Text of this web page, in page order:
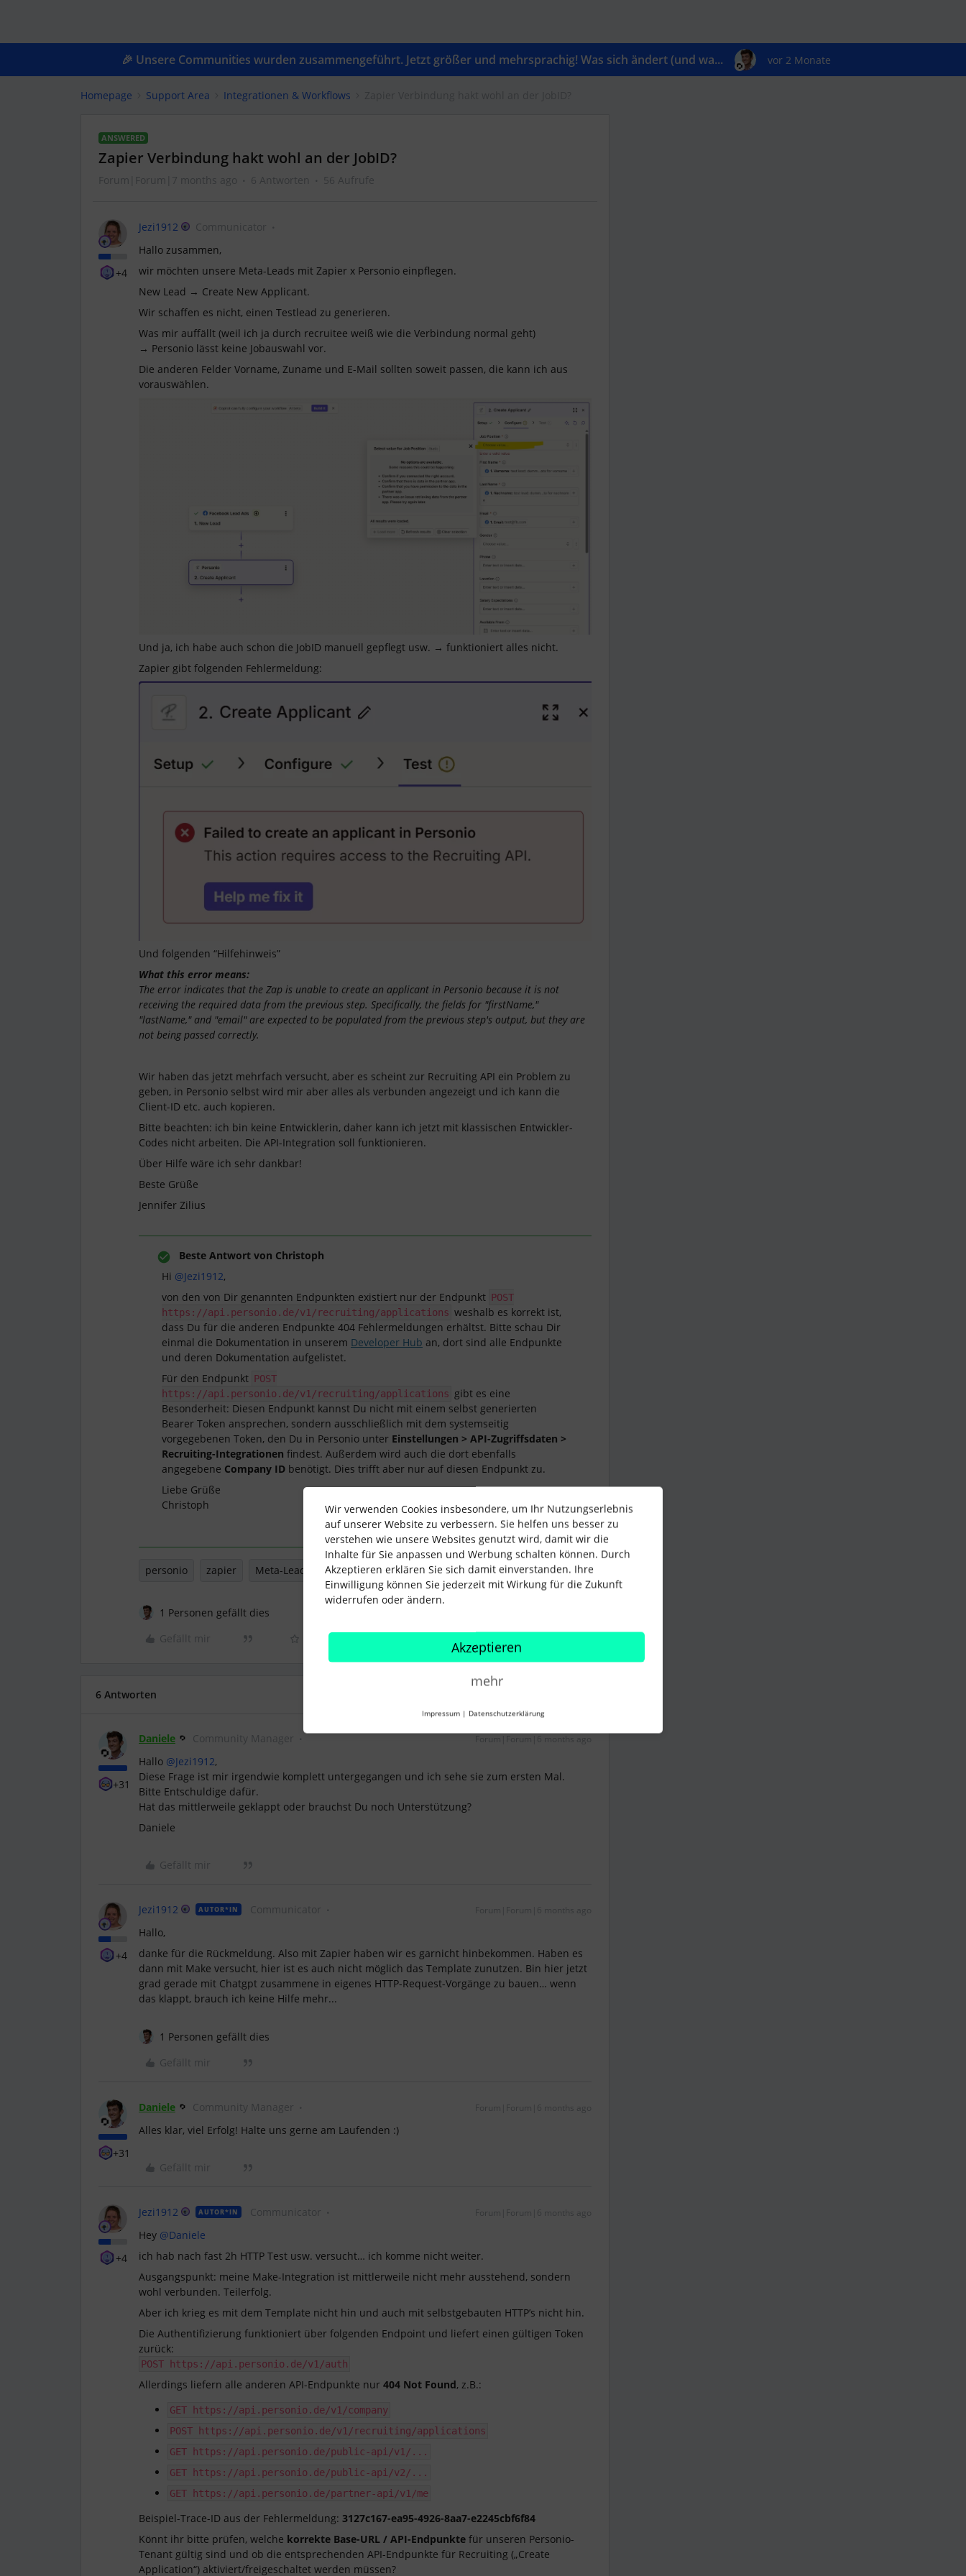
🎉 Unsere Communities wurden zusammengeführt. Jetzt größer und mehrsprachig! Was sich ändert (und wa... vor 2 Monate
Homepage Support Area Integrationen & Workflows
ANSWERED
Zapier Verbindung hakt wohl an der JobID?
Forum|Forum|7 months ago 6 Antworten 56 Aufrufe
+4
Jezi1912
Communicator
Hallo zusammen,
wir möchten unsere Meta-Leads mit Zapier x Personio einpflegen.
New Lead → Create New Applicant.
Wir schaffen es nicht, einen Testlead zu generieren.
Was mir auffällt (weil ich ja durch recruitee weiß wie die Verbindung normal geht)
→ Personio lässt keine Jobauswahl vor.
Die anderen Felder Vorname, Zuname und E-Mail sollten soweit passen, die kann ich aus
vorauswählen.
Und ja, ich habe auch schon die JobID manuell gepflegt usw. → funktioniert alles nicht.
Zapier gibt folgenden Fehlermeldung:
Und folgenden “Hilfehinweis”
What this error means:
The error indicates that the Zap is unable to create an applicant in Personio because it is not
receiving the required data from the previous step. Specifically, the fields for "firstName,"
"lastName," and "email" are expected to be populated from the previous step's output, but they are
not being passed correctly.
Wir haben das jetzt mehrfach versucht, aber es scheint zur Recruiting API ein Problem zu
geben, in Personio selbst wird mir aber alles als verbunden angezeigt und ich kann die
Client-ID etc. auch kopieren.
Bitte beachten: ich bin keine Entwicklerin, daher kann ich jetzt mit klassischen Entwickler-
Codes nicht arbeiten. Die API-Integration soll funktionieren.
Über Hilfe wäre ich sehr dankbar!
Beste Grüße
Jennifer Zilius
Beste Antwort von Christoph
Hi ​ @Jezi1912,
von den von Dir genannten Endpunkten existiert nur der Endpunkt POST
https://api.personio.de/v1/recruiting/applications weshalb es korrekt ist,
dass Du für die anderen Endpunkte 404 Fehlermeldungen erhältst. Bitte schau Dir
einmal die Dokumentation in unserem Developer Hub an, dort sind alle Endpunkte
und deren Dokumentation aufgelistet.
Für den Endpunkt POST
https://api.personio.de/v1/recruiting/applications gibt es eine
Besonderheit: Diesen Endpunkt kannst Du nicht mit einem selbst generierten
Bearer Token ansprechen, sondern ausschließlich mit dem systemseitig
vorgegebenen Token, den Du in Personio unter Einstellungen > API-Zugriffsdaten >
Recruiting-Integrationen findest. Außerdem wird auch die dort ebenfalls
angegebene Company ID benötigt. Dies trifft aber nur auf diesen Endpunkt zu.
Liebe Grüße
Christoph
personio zapier Meta-Leads
1 Personen gefällt dies
Gefällt mir
6 Antworten
+31
Daniele Community Manager Forum|Forum|6 months ago
Hallo ​ @Jezi1912,
Diese Frage ist mir irgendwie komplett untergegangen und ich sehe sie zum ersten Mal.
Bitte Entschuldige dafür.
Hat das mittlerweile geklappt oder brauchst Du noch Unterstützung?
Daniele
Gefällt mir
+4
Jezi1912 AUTOR*IN Communicator Forum|Forum|6 months ago
Hallo,
danke für die Rückmeldung. Also mit Zapier haben wir es garnicht hinbekommen. Haben es
dann mit Make versucht, hier ist es auch nicht möglich das Template zunutzen. Bin hier jetzt
grad gerade mit Chatgpt zusammene in eigenes HTTP-Request-Vorgänge zu bauen… wenn
das klappt, brauch ich keine Hilfe mehr...
1 Personen gefällt dies
Gefällt mir
+31
Daniele Community Manager Forum|Forum|6 months ago
Alles klar, viel Erfolg! Halte uns gerne am Laufenden :)
Gefällt mir
+4
Jezi1912 AUTOR*IN Communicator Forum|Forum|6 months ago
Hey ​ @Daniele
ich hab nach fast 2h HTTP Test usw. versucht… ich komme nicht weiter.
Ausgangspunkt: meine Make-Integration ist mittlerweile nicht mehr ausstehend, sondern
wohl verbunden. Teilerfolg.
Aber ich krieg es mit dem Template nicht hin und auch mit selbstgebauten HTTP’s nicht hin.
Die Authentifizierung funktioniert über folgenden Endpoint und liefert einen gültigen Token
zurück:
POST https://api.personio.de/v1/auth
Allerdings liefern alle anderen API-Endpunkte nur 404 Not Found, z.B.:
GET https://api.personio.de/v1/company
POST https://api.personio.de/v1/recruiting/applications
GET https://api.personio.de/public-api/v1/...
GET https://api.personio.de/public-api/v2/...
GET https://api.personio.de/partner-api/v1/me
Beispiel-Trace-ID aus der Fehlermeldung: 3127c167-ea95-4926-8aa7-e2245cbf6f84
Könnt ihr bitte prüfen, welche korrekte Base-URL / API-Endpunkte für unseren Personio-
Tenant gültig sind und ob die entsprechenden API-Endpunkte für Recruiting („Create
Application“) aktiviert/freigeschaltet werden müssen?
Wir verwenden Cookies insbesondere, um Ihr Nutzungserlebnis
auf unserer Website zu verbessern. Sie helfen uns besser zu
verstehen wie unsere Websites genutzt wird, damit wir die
Inhalte für Sie anpassen und Werbung schalten können. Durch
Akzeptieren erklären Sie sich damit einverstanden. Ihre
Einwilligung können Sie jederzeit mit Wirkung für die Zukunft
widerrufen oder ändern.
Akzeptieren
mehr
Impressum | Datenschutzerklärung